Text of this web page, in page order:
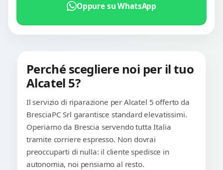
Oppure su WhatsApp
Perché scegliere noi per il tuo
Alcatel 5?
Il servizio di riparazione per Alcatel 5 offerto da
BresciaPC Srl garantisce standard elevatissimi.
Operiamo da Brescia servendo tutta Italia
tramite corriere espresso. Non dovrai
preoccuparti di nulla: il cliente spedisce in
autonomia, noi pensiamo al resto.